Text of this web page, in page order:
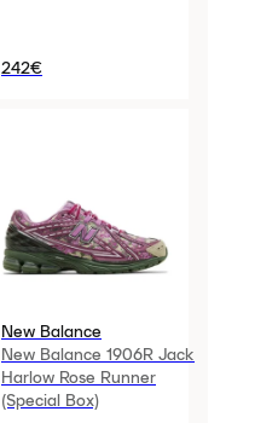
242€
New Balance
New Balance 1906R Jack
Harlow Rose Runner
(Special Box)